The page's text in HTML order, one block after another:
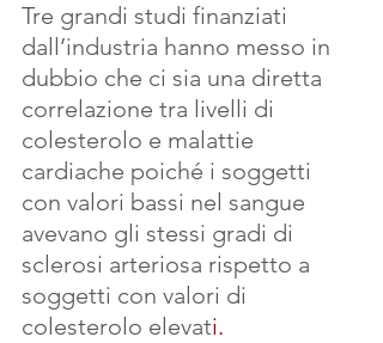
Tre grandi studi finanziati
dall’industria hanno messo in
dubbio che ci sia una diretta
correlazione tra livelli di
colesterolo e malattie
cardiache poiché i soggetti
con valori bassi nel sangue
avevano gli stessi gradi di
sclerosi arteriosa rispetto a
soggetti con valori di
colesterolo elevati.